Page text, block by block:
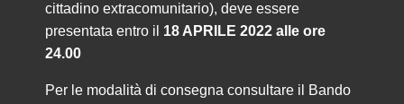
cittadino extracomunitario), deve essere
presentata entro il 18 APRILE 2022 alle ore
24.00
Per le modalità di consegna consultare il Bando